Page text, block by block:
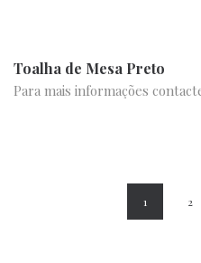
Toalha de Mesa Preto
Para mais informações
1 2